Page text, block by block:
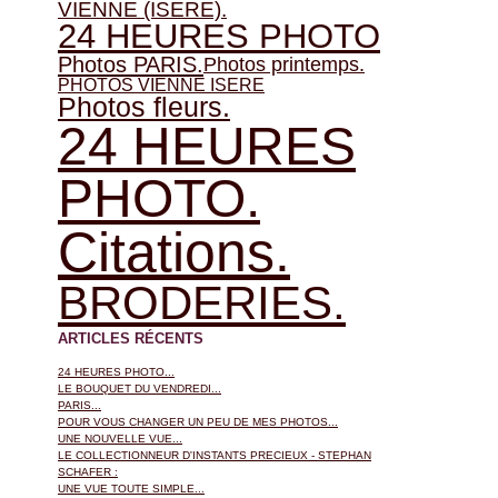
VIENNE (ISERE).
24 HEURES PHOTO
Photos PARIS.Photos printemps.
PHOTOS VIENNE ISERE
Photos fleurs.
24 HEURES
PHOTO.
Citations.
BRODERIES.
ARTICLES RÉCENTS
24 HEURES PHOTO...
LE BOUQUET DU VENDREDI...
PARIS...
POUR VOUS CHANGER UN PEU DE MES PHOTOS...
UNE NOUVELLE VUE...
LE COLLECTIONNEUR D'INSTANTS PRECIEUX - STEPHAN
SCHAFER :
UNE VUE TOUTE SIMPLE...